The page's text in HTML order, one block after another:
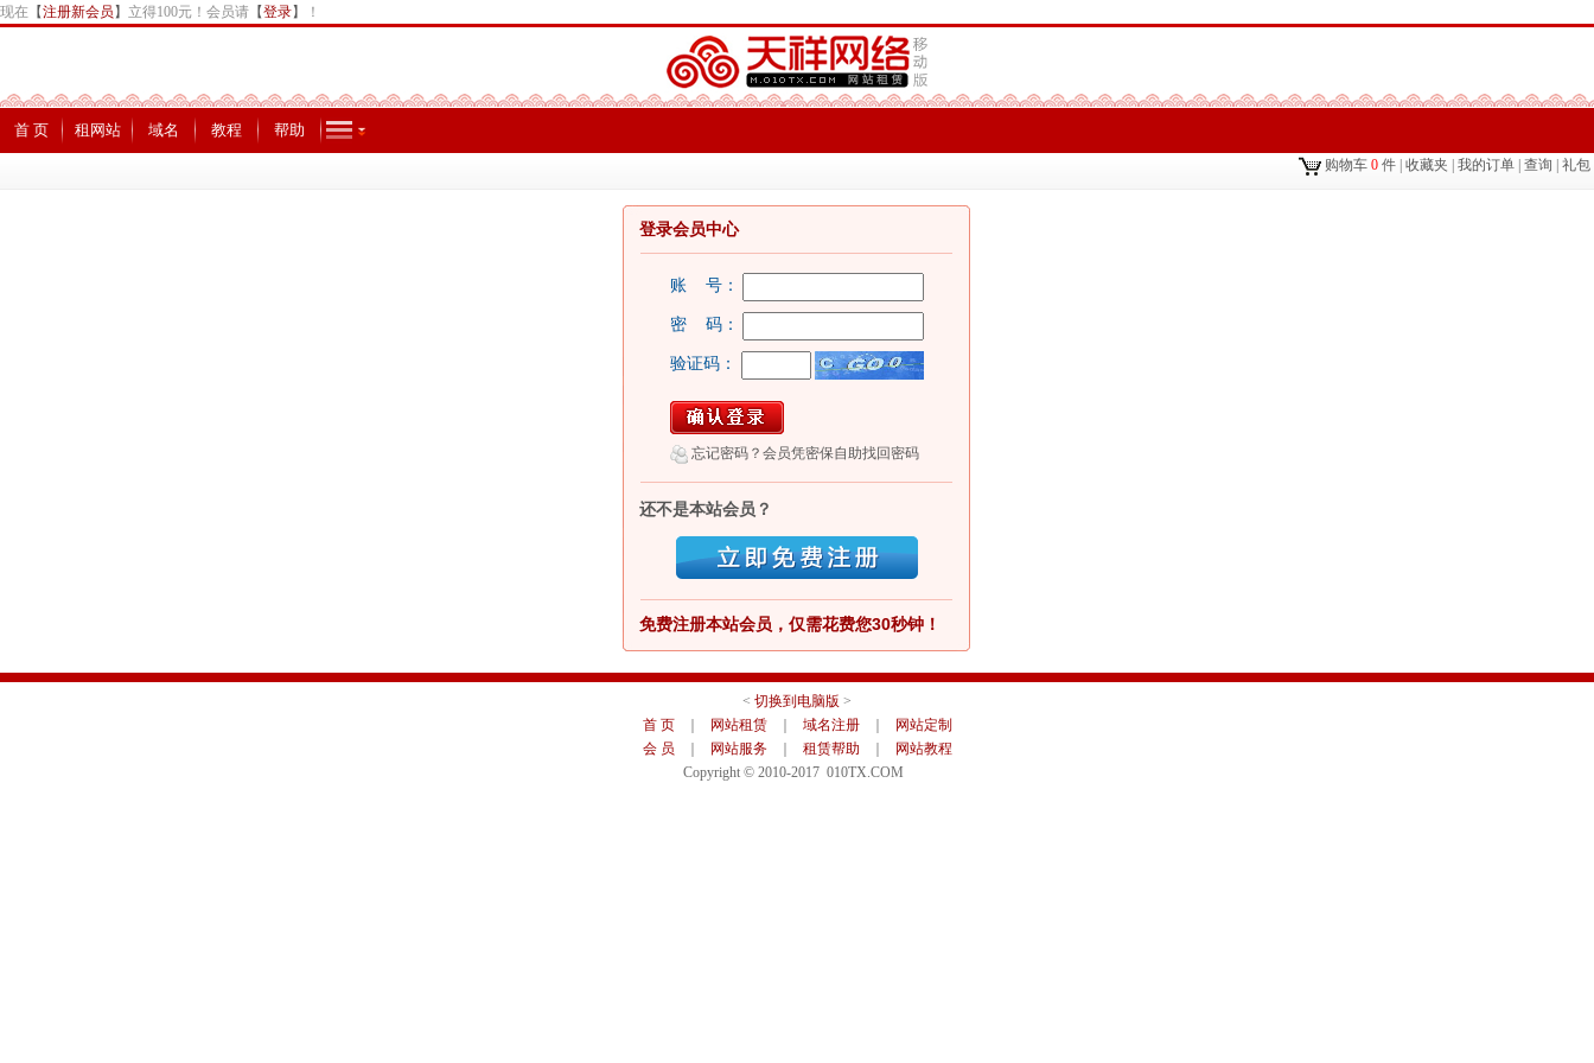
现在 【注册新会员 】 立得100元！会员请 【登录】 ！
首 页 租网站 域名 教程 帮助
购物车 0 件 收藏夹 我的订单 查询 礼包
登录会员中心
账 号：
密 码：
验证码：
忘记密码？会员凭密保自助找回密码
还不是本站会员？
免费注册本站会员，仅需花费您30秒钟！
< 切换到电脑版 >
首 页｜ 网站租赁｜ 域名注册｜
网站定制
会 员
网站服务｜ 租赁帮助
网站教程
Copyright © 2010-2017 010TX.COM